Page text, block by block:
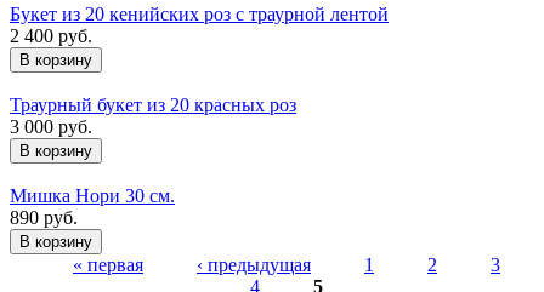
Букет из 20 кенийских роз с траурной лентой
2 400 руб.
Траурный букет из 20 красных роз
3 000 руб.
Мишка Нори 30 см.
890 руб.
« первая ‹ предыдущая 1 2
3
4
5